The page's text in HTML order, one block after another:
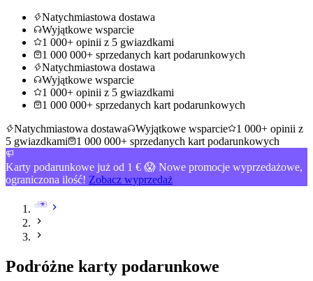
Natychmiastowa dostawa
Wyjątkowe wsparcie
1 000+ opinii z 5 gwiazdkami
1 000 000+ sprzedanych kart podarunkowych
Natychmiastowa dostawa
Wyjątkowe wsparcie
1 000+ opinii z 5 gwiazdkami
1 000 000+ sprzedanych kart podarunkowych
Natychmiastowa dostawa
Wyjątkowe wsparcie
1 000+ opinii z
5 gwiazdkami
1 000 000+ sprzedanych kart podarunkowych
Karty podarunkowe już od 1 € 😱 Nowe promocje wyprzedażowe,
ograniczona ilość! Zobacz wyprzedaż
Podróżne karty podarunkowe